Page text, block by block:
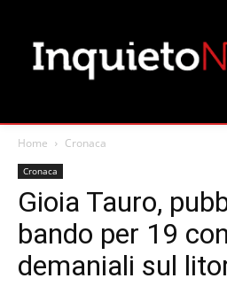
Home Cronaca
Cronaca
Gioia Tauro,
bando per 19
demaniali sul